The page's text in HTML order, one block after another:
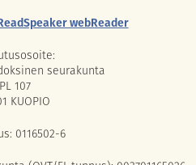
webReader
seurakunta
PL 107
KUOPIO
0116502-6